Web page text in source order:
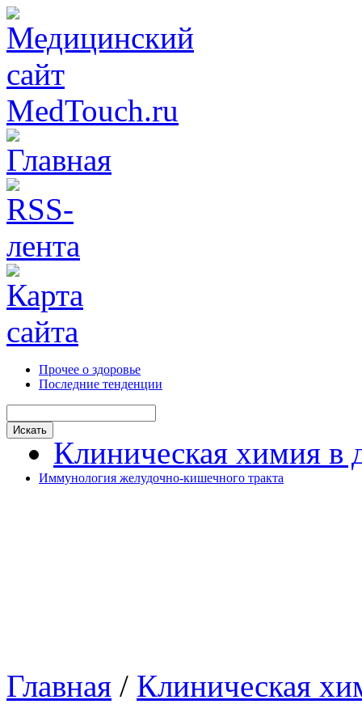
Прочее о здоровье
Последние тенденции
Клиническая химия в
Иммунология желудочно-кишечного тракта
Главная / Клиническая